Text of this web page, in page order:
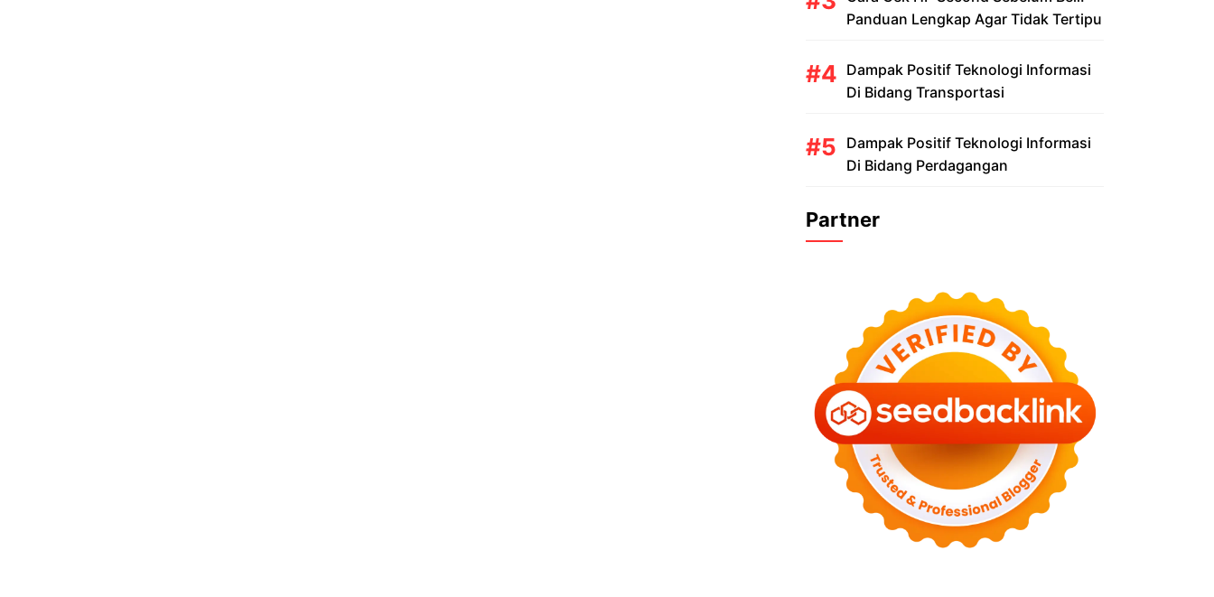
Panduan Lengkap Agar Tidak Tertipu
Dampak Positif Teknologi Informasi
Di Bidang Transportasi
Dampak Positif Teknologi Informasi
Di Bidang Perdagangan
Partner